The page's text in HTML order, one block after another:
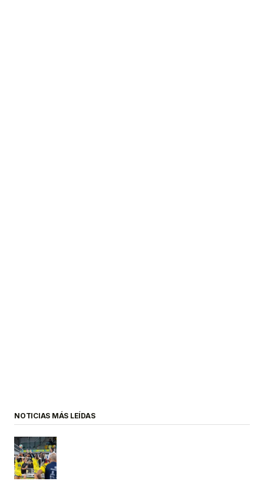
NOTICIAS MÁS LEÍDAS